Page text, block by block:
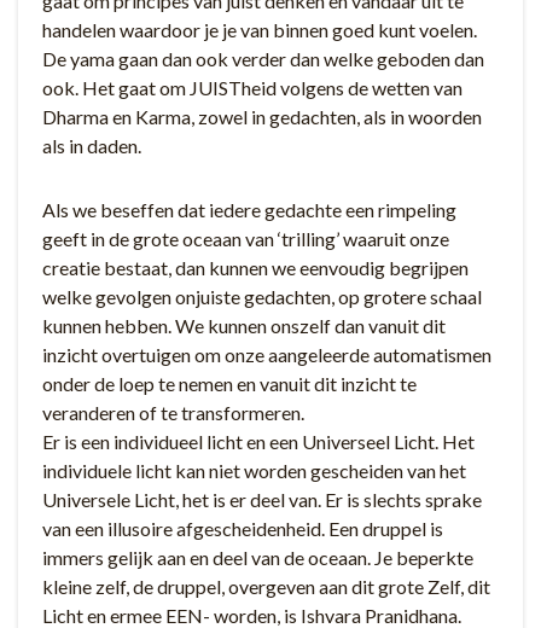
handelen waardoor je je van binnen goed kunt voelen.
De yama gaan dan ook verder dan welke geboden dan
ook. Het gaat om JUISTheid volgens de wetten van
Dharma en Karma, zowel in gedachten, als in woorden
als in daden.
Als we beseffen dat iedere gedachte een rimpeling
geeft in de grote oceaan van ‘trilling’ waaruit onze
creatie bestaat, dan kunnen we eenvoudig begrijpen
welke gevolgen onjuiste gedachten, op grotere schaal
kunnen hebben. We kunnen onszelf dan vanuit dit
inzicht overtuigen om onze aangeleerde automatismen
onder de loep te nemen en vanuit dit inzicht te
veranderen of te transformeren.
Er is een individueel licht en een Universeel Licht. Het
individuele licht kan niet worden gescheiden van het
Universele Licht, het is er deel van. Er is slechts sprake
van een illusoire afgescheidenheid. Een druppel is
immers gelijk aan en deel van de oceaan. Je beperkte
kleine zelf, de druppel, overgeven aan dit grote Zelf, dit
Licht en ermee EEN- worden, is Ishvara Pranidhana.